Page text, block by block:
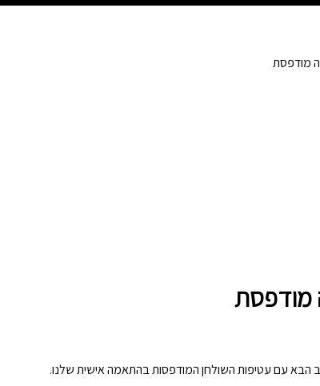
מודפסת
מודפסת
הבא עם עטיפות השולחן המודפסות בהתאמה אישית שלנו.